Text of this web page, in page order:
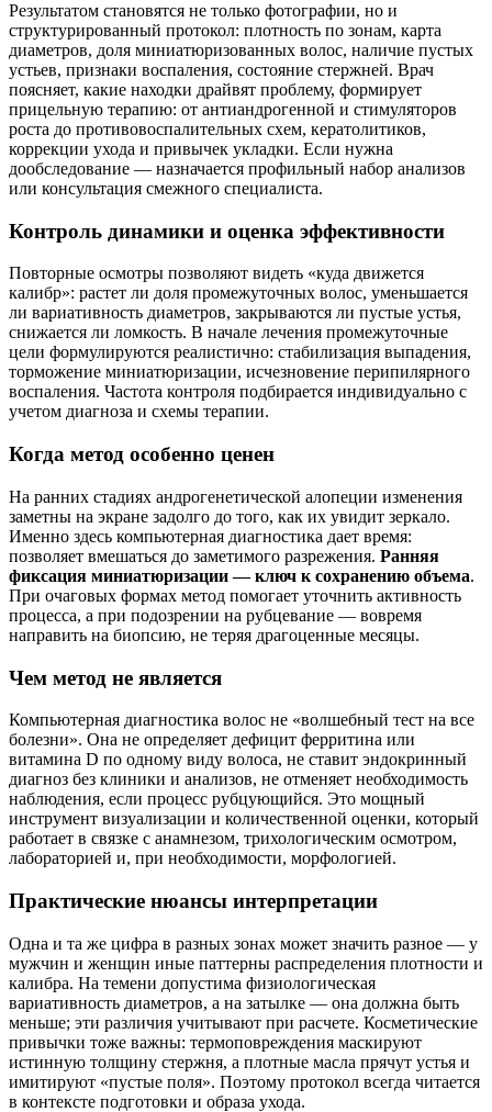
Результатом становятся не только фотографии, но и
структурированный протокол: плотность по зонам, карта
диаметров, доля миниатюризованных волос, наличие пустых
устьев, признаки воспаления, состояние стержней. Врач
поясняет, какие находки драйвят проблему, формирует
прицельную терапию: от антиандрогенной и стимуляторов
роста до противовоспалительных схем, кератолитиков,
коррекции ухода и привычек укладки. Если нужна
дообследование — назначается профильный набор анализов
или консультация смежного специалиста.
Контроль динамики и оценка эффективности
Повторные осмотры позволяют видеть «куда движется
калибр»: растет ли доля промежуточных волос, уменьшается
ли вариативность диаметров, закрываются ли пустые устья,
снижается ли ломкость. В начале лечения промежуточные
цели формулируются реалистично: стабилизация выпадения,
торможение миниатюризации, исчезновение перипилярного
воспаления. Частота контроля подбирается индивидуально с
учетом диагноза и схемы терапии.
Когда метод особенно ценен
На ранних стадиях андрогенетической алопеции изменения
заметны на экране задолго до того, как их увидит зеркало.
Именно здесь компьютерная диагностика дает время:
позволяет вмешаться до заметимого разрежения. Ранняя
фиксация миниатюризации — ключ к сохранению объема.
При очаговых формах метод помогает уточнить активность
процесса, а при подозрении на рубцевание — вовремя
направить на биопсию, не теряя драгоценные месяцы.
Чем метод не является
Компьютерная диагностика волос не «волшебный тест на все
болезни». Она не определяет дефицит ферритина или
витамина D по одному виду волоса, не ставит эндокринный
диагноз без клиники и анализов, не отменяет необходимость
наблюдения, если процесс рубцующийся. Это мощный
инструмент визуализации и количественной оценки, который
работает в связке с анамнезом, трихологическим осмотром,
лабораторией и, при необходимости, морфологией.
Практические нюансы интерпретации
Одна и та же цифра в разных зонах может значить разное — у
мужчин и женщин иные паттерны распределения плотности и
калибра. На темени допустима физиологическая
вариативность диаметров, а на затылке — она должна быть
меньше; эти различия учитывают при расчете. Косметические
привычки тоже важны: термоповреждения маскируют
истинную толщину стержня, а плотные масла прячут устья и
имитируют «пустые поля». Поэтому протокол всегда читается
в контексте подготовки и образа ухода.